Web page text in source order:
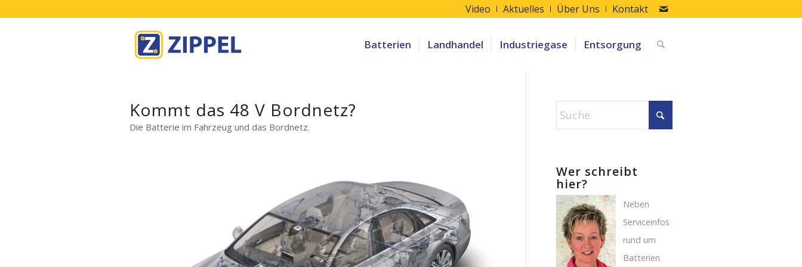
Video Aktuelles Über Uns Kontakt
Batterien Landhandel Industriegase Entsorgung
Kommt das 48 V Bordnetz?
Die Batterie im Fahrzeug und das Bordnetz.
Die 1. VDI-Konferenz „Automobile
Bordnetzentwicklung“ thematisiert u.a.
Wer schreibt
hier?
Neben
Serviceinfos
rund um
Batterien